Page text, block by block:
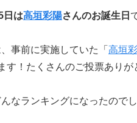
日は高垣彩陽さんのお誕生日
事前に実施していた「 高垣
す！たくさんのご投票ありが
なランキングになったので